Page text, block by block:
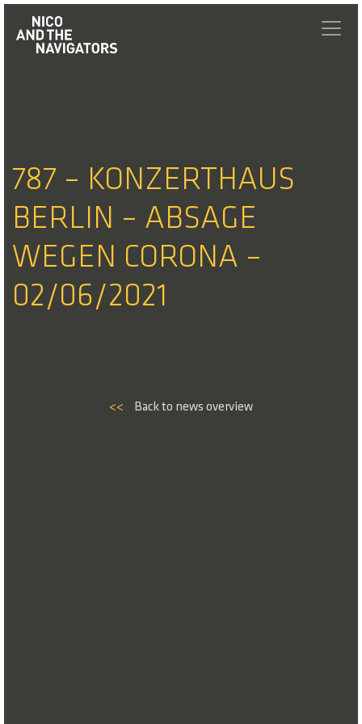
787 – KONZERTHAUS
BERLIN – ABSAGE
WEGEN CORONA –
02/06/2021
<< Back to news overview